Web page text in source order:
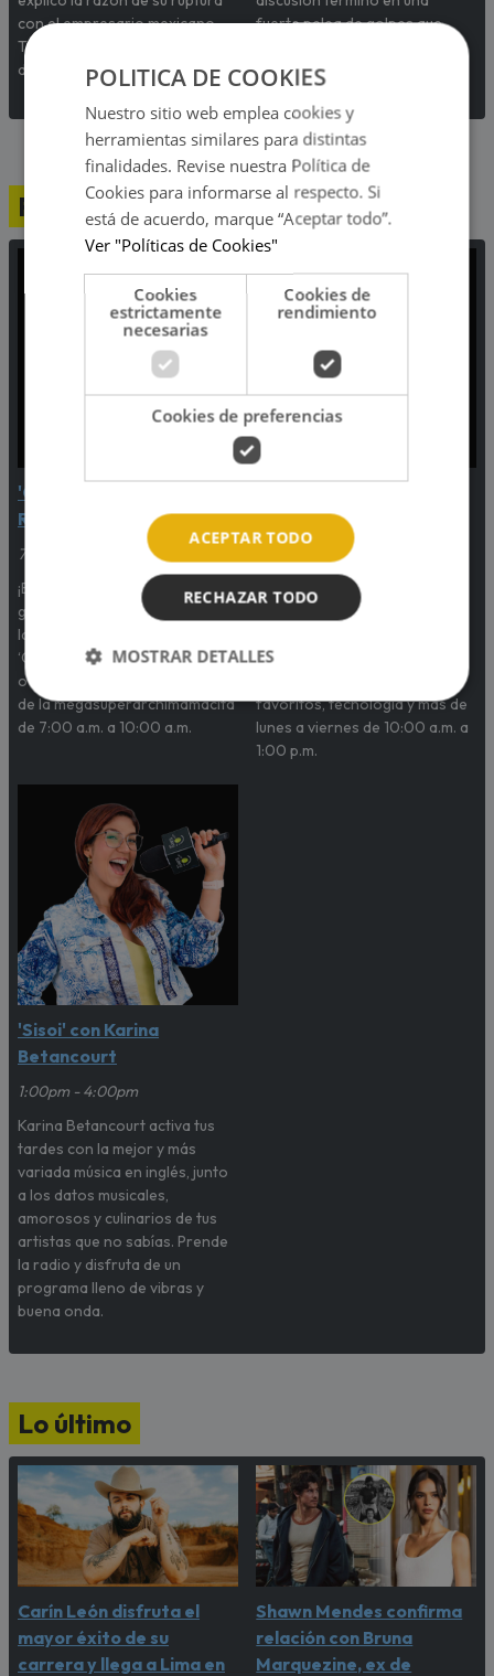
con el empresario mexicano.
Te contamos todos los
detalles.
fuerte pelea de golpes que
participantes del programa.
Programación
'Oh my Gachi' con Gachi
Rivero
7:00am - 10:00am
¡El morning show favorito de
grandes y pequeños! Te alegra
las mañanas y te acompaña de
‘Camino al Cole’ con sus
ocurrencias únicas y propias
de la megasuperarchimamacita
de 7:00 a.m. a 10:00 a.m.
Aguayo
10:00am - 1:00pm
¡El bigotón más querido del
Planeta! Tiene todo lo que
en TikTok, lo último en series,
favoritos, tecnología y más de
lunes a viernes de 10:00 a.m. a
1:00 p.m.
'Sisoi' con Karina
Betancourt
1:00pm - 4:00pm
Karina Betancourt activa tus
tardes con la mejor y más
variada música en inglés, junto
a los datos musicales,
amorosos y culinarios de tus
artistas que no sabías. Prende
la radio y disfruta de un
programa lleno de vibras y
buena onda.
Lo último
Carín León disfruta el
mayor éxito de su
carrera y llega a Lima en
Shawn Mendes confirma
relación con Bruna
Marquezine, ex de
POLITICA DE COOKIES
Nuestro sitio web emplea cookies y
herramientas similares para distintas
finalidades. Revise nuestra Política de
Cookies para informarse al respecto. Si
está de acuerdo, marque “Aceptar todo”.
Ver "Políticas de Cookies"
Cookies
estrictamente
necesarias
Cookies de
rendimiento
Cookies de preferencias
ACEPTAR TODO
RECHAZAR TODO
MOSTRAR DETALLES